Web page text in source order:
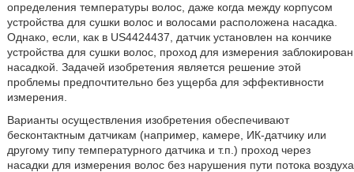
определения температуры волос, даже когда между корпусом
устройства для сушки волос и волосами расположена насадка.
Однако, если, как в US4424437, датчик установлен на кончике
устройства для сушки волос, проход для измерения заблокирован
насадкой. Задачей изобретения является решение этой
проблемы предпочтительно без ущерба для эффективности
измерения.
Варианты осуществления изобретения обеспечивают
бесконтактным датчикам (например, камере, ИК-датчику или
другому типу температурного датчика и т.п.) проход через
насадки для измерения волос без нарушения пути потока воздуха